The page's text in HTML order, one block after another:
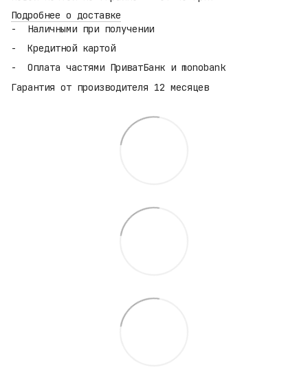
Подробнее о доставке
Наличными при получении
Кредитной картой
Оплата частями ПриватБанк и monobank
Гарантия от производителя 12 месяцев